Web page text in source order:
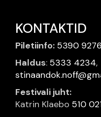
KONTAKTID
Piletiinfo: 5390 9276
Haldus:5333 4234,
Festivali juht:
Katrin Klaebo510